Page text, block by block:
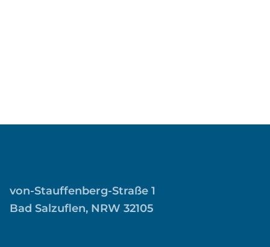
von-Stauffenberg-Straße 1
Bad Salzuflen, NRW 32105